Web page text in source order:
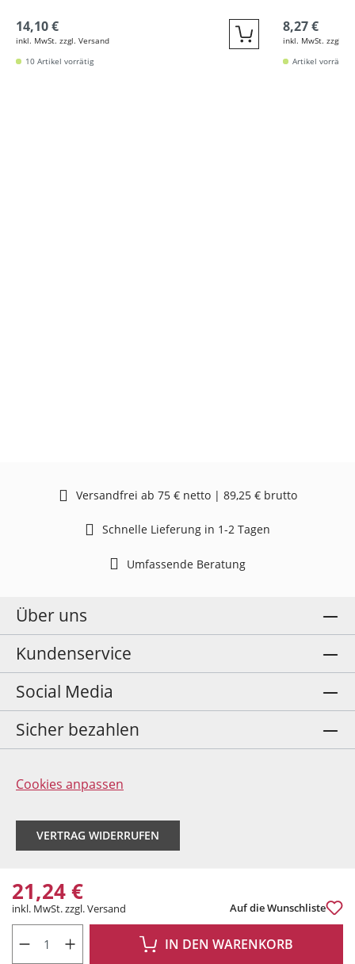
21,24 €
inkl. MwSt. zzgl. Versand Auf die Wunschliste
IN DEN WARENKORB
14,10 €
inkl. MwSt. zzgl. Versand Quickbuy
10 Artikel vorrätig
8,27 €
inkl. MwSt. zzgl.
Artikel vorrätig
Versandfrei ab 75 € netto | 89,25 € brutto
Schnelle Lieferung in 1-2 Tagen
Umfassende Beratung
Über uns
Kundenservice
Social Media
Sicher bezahlen
Cookies anpassen
VERTRAG WIDERRUFEN